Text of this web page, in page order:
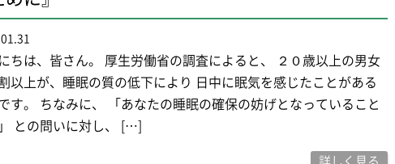
ちは、皆さん。 厚生労働省の調査によると、 ２０歳以上の男女
以上が、睡眠の質の低下により 日中に眠気を感じたことがある
す。 ちなみに、 「あなたの睡眠の確保の妨げとなっていること
との問いに対し、 […]
詳しく見る